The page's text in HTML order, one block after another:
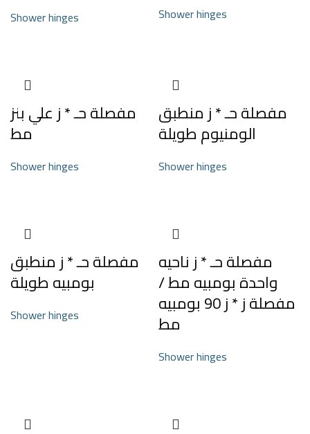
Shower hinges Shower hinges
مفصلة حـ * ز علي بنز
مط
Shower hinges
مفصلة حـ * ز منطبق
الومنيوم طويلة
Shower hinges
مفصلة حـ * ز منطبق
بومبيه طويلة
Shower hinges
مفصلة حـ * ز ناحيه
واحدة بومبيه مط /
مفصلة ز * ز 90 بومبيه
مط
Shower hinges